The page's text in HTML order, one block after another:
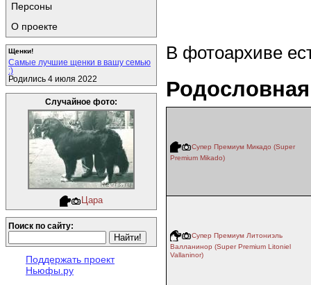
Персоны
О проекте
Щенки!
Самые лучшие щенки в вашу семью
:)
Родились 4 июля 2022
Случайное фото:
Цара
Поиск по сайту:
Поддержать проект
Ньюфы.ру
В фотоархиве
Родословная
Супер Премиум Микадо (Super
Premium Mikado)
Супер Премиум Литониэль
Валланинор (Super Premium Litoniel
Vallaninor)